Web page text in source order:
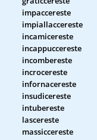
impaccereste
impiallaccereste
incamicereste
incappuccereste
incombereste
incrocereste
infornacereste
insudicereste
intubereste
lascereste
massiccereste